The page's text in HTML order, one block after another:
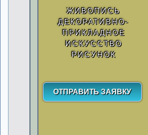
ЖИВОПИСЬ
ДЕКОРАТИВНО-
ПРИКЛАДНОЕ
ИСКУССТВО
РИСУНОК